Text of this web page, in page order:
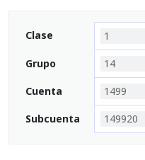
Clase 1
Grupo 14
Cuenta 1499
Subcuenta 149920